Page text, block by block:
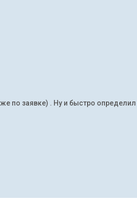
по заявке) . Ну и быстро